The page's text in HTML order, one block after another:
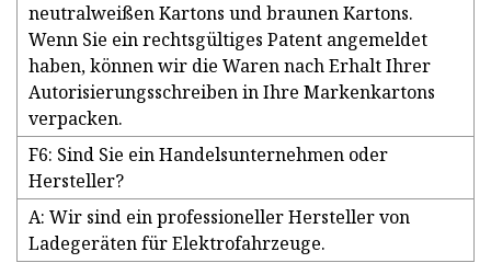
neutralweißen Kartons und braunen Kartons.
Wenn Sie ein rechtsgültiges Patent angemeldet
haben, können wir die Waren nach Erhalt Ihrer
Autorisierungsschreiben in Ihre Markenkartons
verpacken.
F6: Sind Sie ein Handelsunternehmen oder
Hersteller?
A: Wir sind ein professioneller Hersteller von
Ladegeräten für Elektrofahrzeuge.